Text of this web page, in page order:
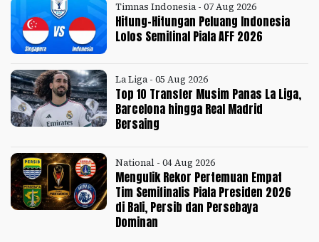
Timnas Indonesia - 07 Aug 2026
Hitung-Hitungan Peluang Indonesia
Lolos Semifinal Piala AFF 2026
La Liga - 05 Aug 2026
Top 10 Transfer Musim Panas La Liga,
Barcelona hingga Real Madrid
Bersaing
National - 04 Aug 2026
Mengulik Rekor Pertemuan Empat
Tim Semifinalis Piala Presiden 2026
di Bali, Persib dan Persebaya
Dominan